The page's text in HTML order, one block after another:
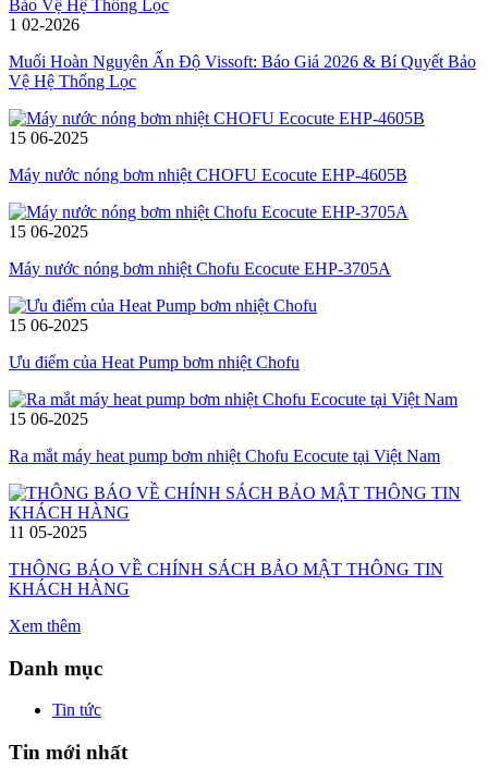
1 02-2026
Muối Hoàn Nguyên Ấn Độ Vissoft: Báo Giá 2026 & Bí Quyết Bảo
Vệ Hệ Thống Lọc
15 06-2025
Máy nước nóng bơm nhiệt CHOFU Ecocute EHP-4605B
15 06-2025
Máy nước nóng bơm nhiệt Chofu Ecocute EHP-3705A
15 06-2025
Ưu điểm của Heat Pump bơm nhiệt Chofu
15 06-2025
Ra mắt máy heat pump bơm nhiệt Chofu Ecocute tại Việt Nam
11 05-2025
THÔNG BÁO VỀ CHÍNH SÁCH BẢO MẬT THÔNG TIN
KHÁCH HÀNG
Xem thêm
Danh mục
Tin tức
Tin mới nhất